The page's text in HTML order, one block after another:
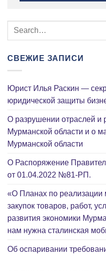
СВЕЖИЕ ЗАПИСИ
Юрист Илья Раскин —
юридической защиты
О разрушении отраслей и
Мурманской области и о
Мурманской области
О Распоряжение
от 01.04.2022 №81-РП.
«О Планах по
закупок товаров, работ,
развития экономики
нам нужна сталинская
Об оспаривании